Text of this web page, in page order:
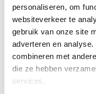
personaliseren, om
websiteverkeer te
gebruik van onze site
adverteren en
combineren met
die ze hebben
services.
van hebt, is met
Terwijl je in hypnose
suggestie herhalen,
“Ook al heb ik
volledig van